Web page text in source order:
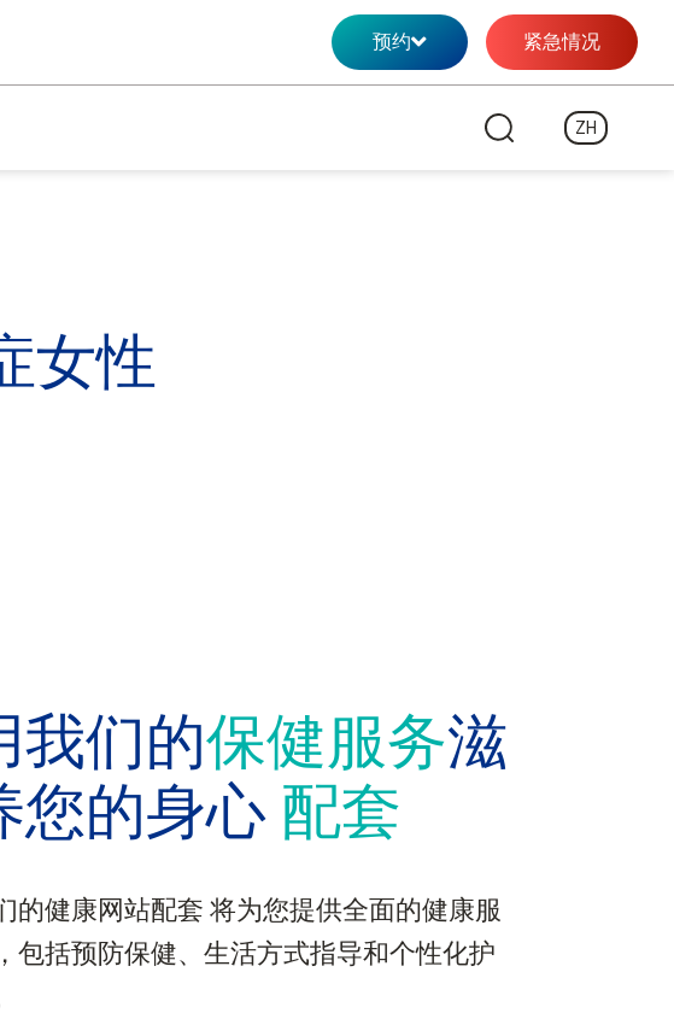
预约 紧急情况
ZH
女性
我们的保健服务滋
您的身心配套
的健康网站配套 将为您提供全面的健康服
包括预防保健、生活方式指导和个性化护